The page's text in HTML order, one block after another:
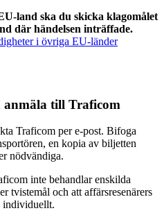
land ska du skicka klagomålet
där händelsen inträffade.
i övriga EU-länder
anmäla till Traficom
Traficom per e-post. Bifoga
en kopia av biljetten
nödvändiga.
inte behandlar enskilda
tvistemål och att affärsresenärers
individuellt.